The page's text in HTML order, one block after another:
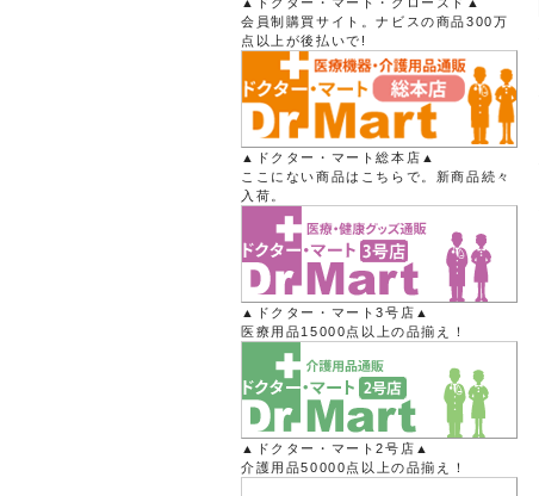
会員制購買サイト。ナビスの商品300万
点以上が後払いで!
▲ドクター・マート総本店▲
ここにない商品はこちらで。新商品続々
入荷。
▲ドクター・マート3号店▲
医療用品15000点以上の品揃え！
▲ドクター・マート2号店▲
介護用品50000点以上の品揃え！